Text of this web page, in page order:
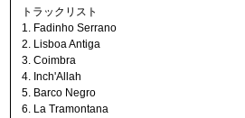
トラックリスト
1. Fadinho Serrano
2. Lisboa Antiga
3. Coimbra
4. Inch'Allah
5. Barco Negro
6. La Tramontana